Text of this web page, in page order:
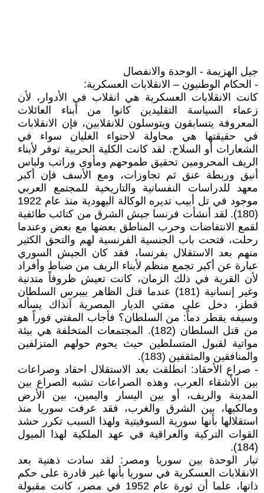
جيل الهزيمة - الوحدة والانفصال
- الحكام الوطنيون – الانقلابات العسكرية:
كانت الانقلابات العسكرية هي انقلاب في الأدوار، لأن
زعماء السياسة التقليدين كانوا من أبناء العائلات
المعروفة يتسابقون ويتوسلون للانقلابين، فإن الانقلابات
في حقيقتها هي محاولة لاحتواء الغليان سواء في
الشعارات أو السلاح. لقد كانت الكلية الحربية توفر لأبناء
الريف المحرومين تحقيق طموحهم ومأوى وراتب ولباس
أنيق وربطة عنق ثم تجاوزات، ومع الأسف فإن أكبر
معهد للدراسات النفسانية والتاريخية للمجتمع العربي
موجود في تل أبيب تديره الوكالة اليهودية منذ عام 1922
(180). لقد أنشأت فرنسا جيش الشرق من كتائب طائفية
لقمع الانتفاضات وحرب المناطق بعضها مع بعض وعندما
رحلت، فتحت باب الجنسية الفرنسية لهم والتحق الكثير
منهم بعد الاستقلال بفرنسا، فقد كان الجيش السوري
عبارة عن أكبر تجمع منظم لأبناء الريف من ضباط وأفراد
لأن القرية في ذلك الزمان، كانت تعيش ظروفاً متدنية
وغير إنسانية (181) عندما قتل الظاهر بيبرس السلطان
قطز، دخل على مفتي الديار المصرية آنذاك يسأله
وسيفه يقطر دماً: من السلطان؟ فأجاب المفتي فوراً هو
من قتل السلطان (182). المجتمعات المتخلفة هي بيئة
مواتية لقبول المتسلطين حيث يحوم حولهم المتزلفين
والمنافقين والمثقفين (183).
- صراع الأحقاد: انطلقت بعد الاستقلال احقاد وصراعات
بين الأشقاء العرب، وهذه الصراعات تشبه الصراع بين
المدينة والريف، أو بين اليسار واليمين، بين الأرض
ومالكيها، بين الشرق والغرب، فقد عرفت سوريا منذ
استقلالها بأنها سورية السوفيتية ولهذا السبب تكرر حشد
القوات التركية والعراقية في عهد الملكية لهذا الميول
(184).
تيار الوحدة بين سوريا ومصر: لقد سادت ذهنية بعد
الانقلابات العسكرية في سوريا بأنها غير قادرة على حكم
ذاتها، علما أن ثورة عام 1952 في مصر، كانت مقبولة